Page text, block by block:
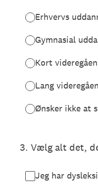
Erhvervs
Gymnasial
Kort
Lang
Ønsker ikke at
3. Vælg alt det,
Jeg har